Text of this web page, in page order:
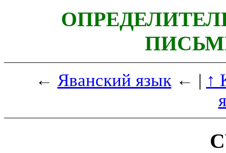
← Яванский язык← | ↑